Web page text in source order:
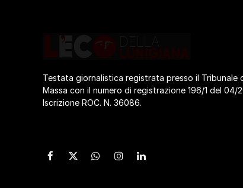
Testata giornalistica registrata presso il Tribunale
Massa con il numero di registrazione 196/1 del 04/
Iscrizione ROC. N. 36086.
Facebook
X
WhatsApp
Instagram
LinkedIn